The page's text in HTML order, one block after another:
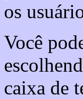
os
Você
caixa de